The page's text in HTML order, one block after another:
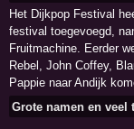
Het Dijkpop Festival
festival toegevoegd,
Fruitmachine. Eerder
Rebel, John Coffey,
Pappie naar Andijk
Grote namen en